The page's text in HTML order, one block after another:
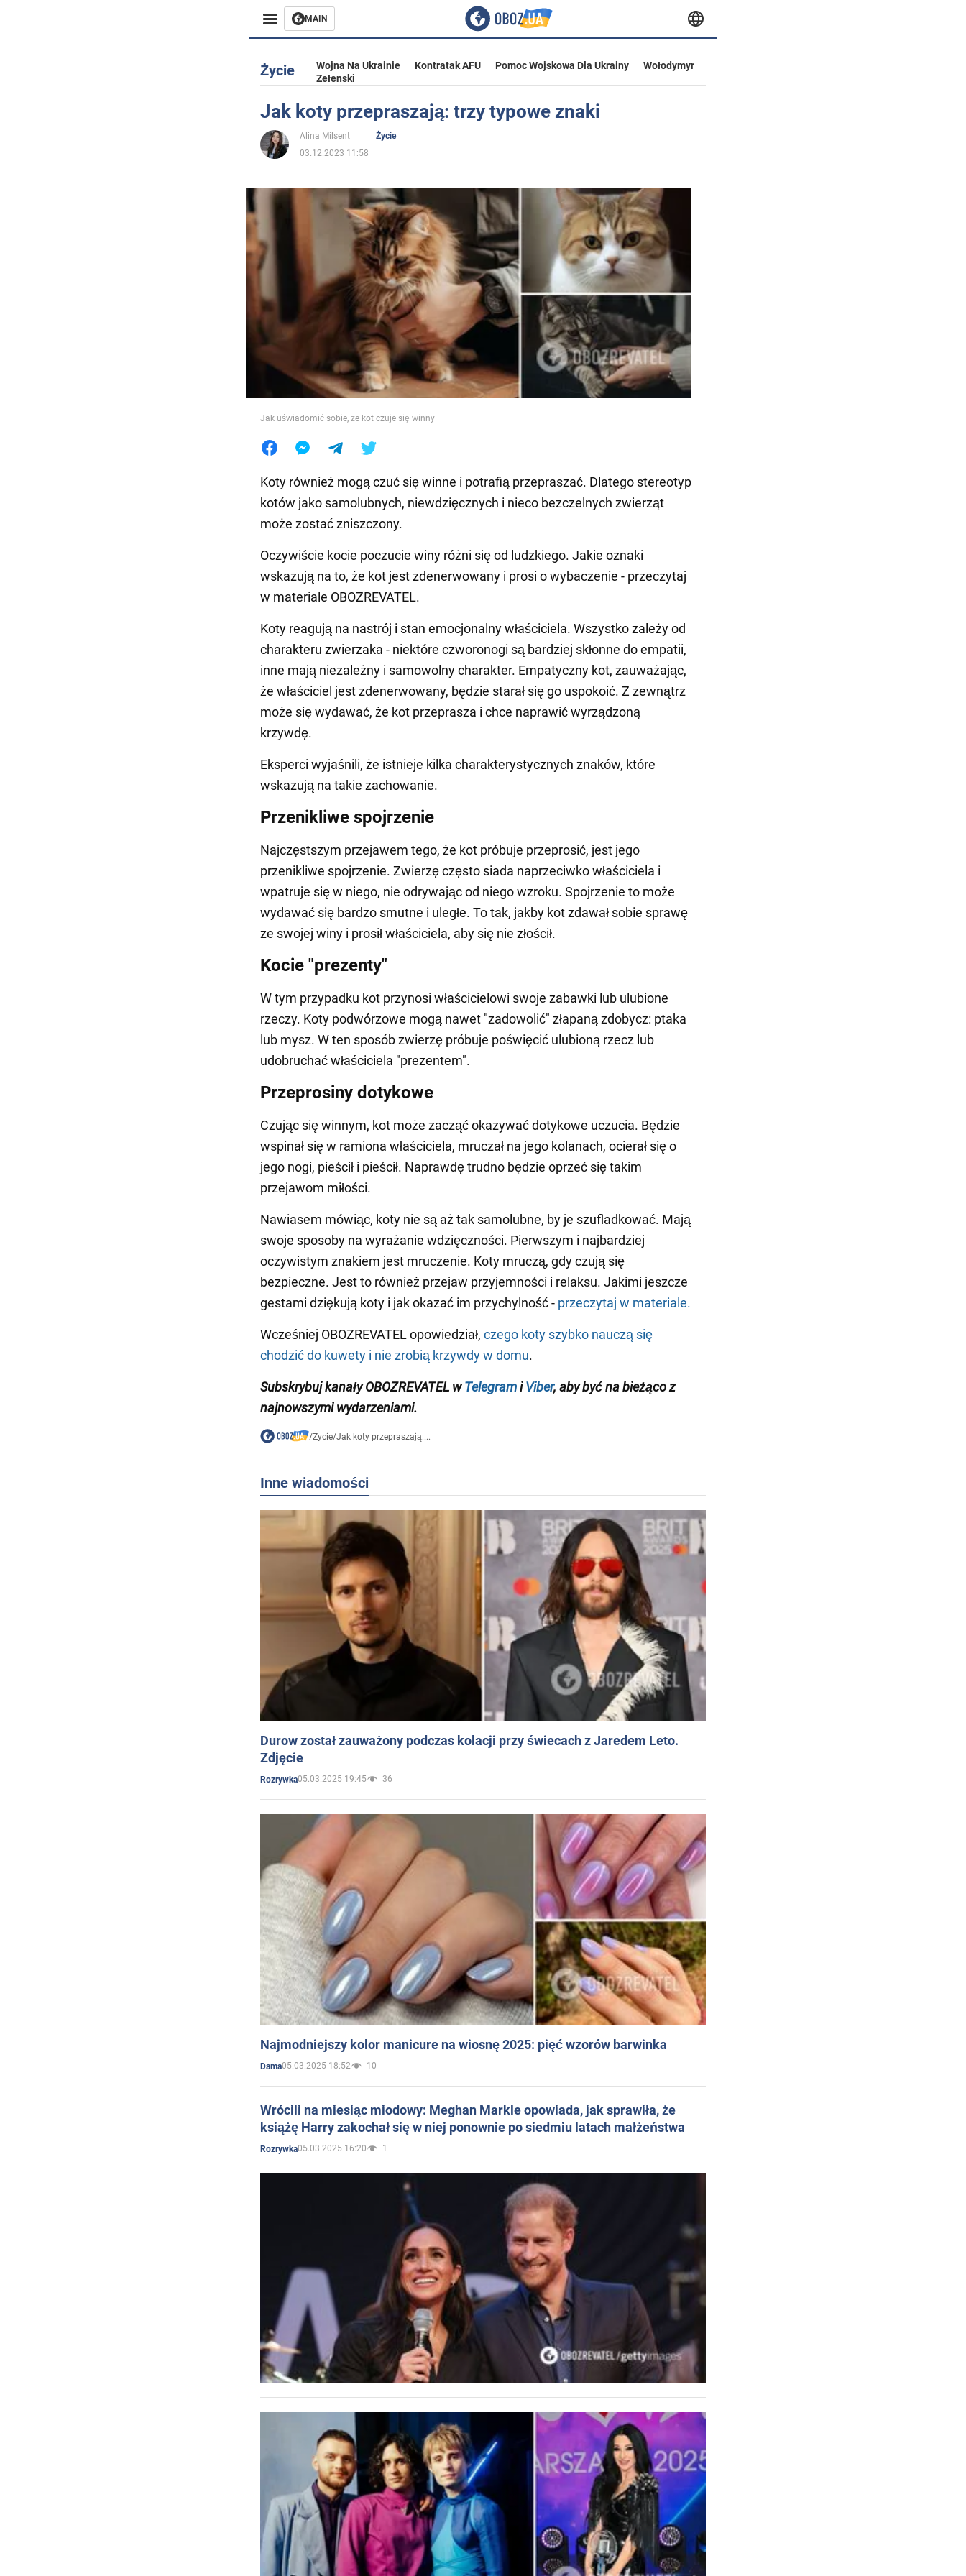
MAIN
Rozrywka
Społeczeństwo
Wojna na Ukrainie
Życie Wojna Na Ukrainie Kontratak AFU Pomoc Wojskowa Dla Ukrainy
Wołodymyr
Zełenski
Jak koty przepraszają: trzy typowe znaki
Alina Milsent
Życie
03.12.2023 11:58
Jak uświadomić sobie, że kot czuje się winny
Koty również mogą czuć się winne i potrafią przepraszać. Dlatego stereotyp
kotów jako samolubnych, niewdzięcznych i nieco bezczelnych zwierząt
może zostać zniszczony.
Oczywiście kocie poczucie winy różni się od ludzkiego. Jakie oznaki
wskazują na to, że kot jest zdenerwowany i prosi o wybaczenie - przeczytaj
w materiale OBOZREVATEL.
Koty reagują na nastrój i stan emocjonalny właściciela. Wszystko zależy od
charakteru zwierzaka - niektóre czworonogi są bardziej skłonne do empatii,
inne mają niezależny i samowolny charakter. Empatyczny kot, zauważając,
że właściciel jest zdenerwowany, będzie starał się go uspokoić. Z zewnątrz
może się wydawać, że kot przeprasza i chce naprawić wyrządzoną
krzywdę.
Eksperci wyjaśnili, że istnieje kilka charakterystycznych znaków, które
wskazują na takie zachowanie.
Przenikliwe spojrzenie
Najczęstszym przejawem tego, że kot próbuje przeprosić, jest jego
przenikliwe spojrzenie. Zwierzę często siada naprzeciwko właściciela i
wpatruje się w niego, nie odrywając od niego wzroku. Spojrzenie to może
wydawać się bardzo smutne i uległe. To tak, jakby kot zdawał sobie sprawę
ze swojej winy i prosił właściciela, aby się nie złościł.
Kocie "prezenty"
W tym przypadku kot przynosi właścicielowi swoje zabawki lub ulubione
rzeczy. Koty podwórzowe mogą nawet "zadowolić" złapaną zdobycz: ptaka
lub mysz. W ten sposób zwierzę próbuje poświęcić ulubioną rzecz lub
udobruchać właściciela "prezentem".
Przeprosiny dotykowe
Czując się winnym, kot może zacząć okazywać dotykowe uczucia. Będzie
wspinał się w ramiona właściciela, mruczał na jego kolanach, ocierał się o
jego nogi, pieścił i pieścił. Naprawdę trudno będzie oprzeć się takim
przejawom miłości.
Nawiasem mówiąc, koty nie są aż tak samolubne, by je szufladkować. Mają
swoje sposoby na wyrażanie wdzięczności. Pierwszym i najbardziej
oczywistym znakiem jest mruczenie. Koty mruczą, gdy czują się
bezpieczne. Jest to również przejaw przyjemności i relaksu. Jakimi jeszcze
gestami dziękują koty i jak okazać im przychylność - przeczytaj w materiale.
Wcześniej OBOZREVATEL opowiedział, czego koty szybko nauczą się
chodzić do kuwety i nie zrobią krzywdy w domu.
Subskrybuj kanały OBOZREVATEL w Telegrami Viber, aby być na bieżąco z
najnowszymi wydarzeniami.
/Życie/Jak koty przepraszają:...
Inne wiadomości
Durow został zauważony podczas kolacji przy świecach z Jaredem Leto.
Zdjęcie
Rozrywka05.03.2025 19:45 36
Najmodniejszy kolor manicure na wiosnę 2025: pięć wzorów barwinka
Dama05.03.2025 18:52 10
Wrócili na miesiąc miodowy: Meghan Markle opowiada, jak sprawiła, że
książę Harry zakochał się w niej ponownie po siedmiu latach małżeństwa
Rozrywka05.03.2025 16:20 1